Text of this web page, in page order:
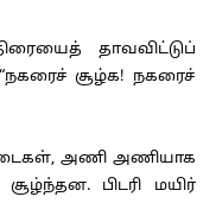
தாவவிட்டுப்
சூழ்க! நகரைச்
அணி அணியாக
பிடரி மயிர்